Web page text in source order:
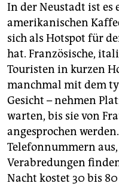
In der Neustadt ist es
amerikanischen
sich als Hotspot für
hat. Französische,
Touristen in kurzen
manchmal mit dem
Gesicht – nehmen
warten, bis sie von
angesprochen
Telefonnummern
Verabredungen
Nacht kostet 30 bis